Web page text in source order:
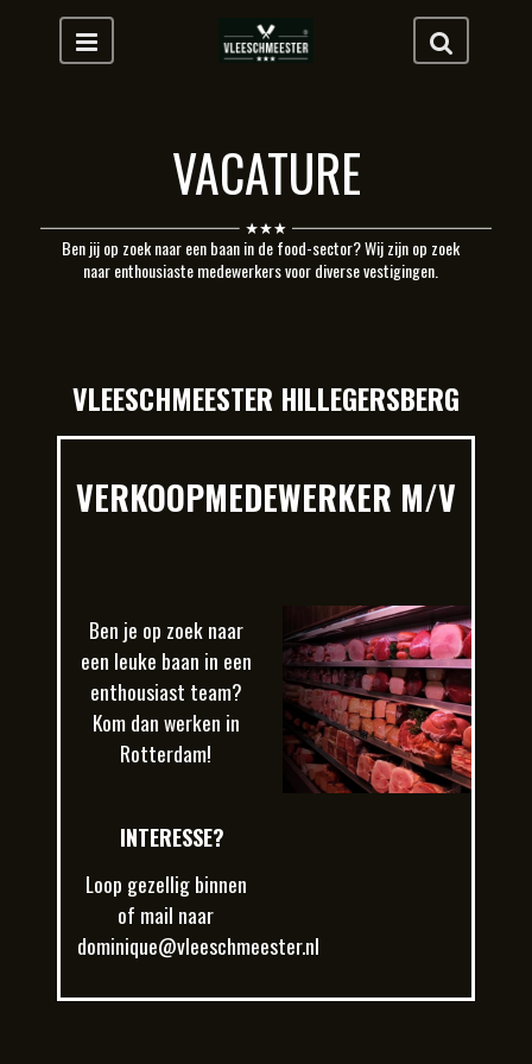
VACATURE
Ben jij op zoek naar een baan in de food-sector? Wij zijn op zoek
naar enthousiaste medewerkers voor diverse vestigingen.
VLEESCHMEESTER HILLEGERSBERG
VERKOOPMEDEWERKER M/V
Ben je op zoek naar
een leuke baan in een
enthousiast team?
Kom dan werken in
Rotterdam!
INTERESSE?
Loop gezellig binnen
of mail naar
dominique@vleeschmeester.nl